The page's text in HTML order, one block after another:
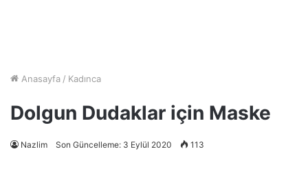
Anasayfa / Kadınca
Dolgun Dudaklar için Maske
Nazlim Son Güncelleme: 3 Eylül 2020 113